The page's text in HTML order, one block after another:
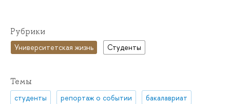
Рубрики
Университетская жизнь Студенты
Темы
студенты репортаж о событии бакалавриат